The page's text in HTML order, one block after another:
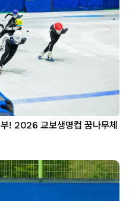
! 2026 교보생명컵 꿈나무체